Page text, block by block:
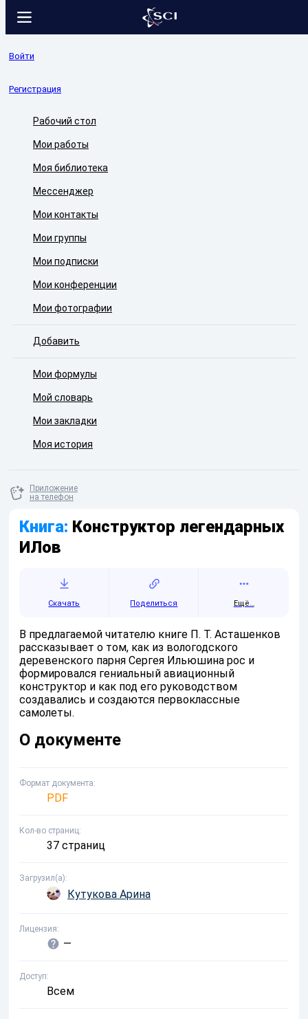
Войти
Регистрация
Рабочий стол
Мои работы
Моя библиотека
Мессенджер
Мои контакты
Мои группы
Мои подписки
Мои конференции
Мои фотографии
Добавить
Мои формулы
Мой словарь
Мои закладки
Моя история
Приложение
на телефон
Книга: Конструктор легендарных
ИЛов
Скачать Поделиться Ещё…
В предлагаемой читателю книге П. Т. Асташенков
рассказывает о том, как из вологодского
деревенского парня Сергея Ильюшина рос и
формировался гениальный авиационный
конструктор и как под его руководством
создавались и создаются первоклассные
самолеты.
О документе
Формат документа
PDF
Кол-во страниц
37 страниц
Загрузил(а)
Кутукова Арина
Лицензия
—
Доступ
Всем